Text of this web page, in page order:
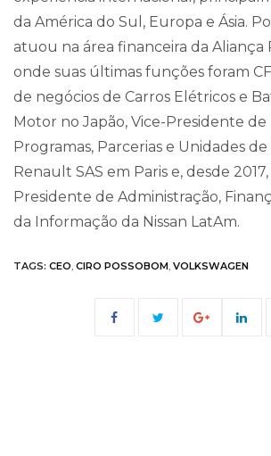
da América do Sul, Europa e Ásia.
atuou na área financeira da Aliança
onde suas últimas funções foram
de negócios de Carros Elétricos e
Motor no Japão, Vice-Presidente de
Programas, Parcerias e Unidades
Renault SAS em Paris e, desde
Presidente de Administração,
da Informação da Nissan LatAm.
TAGS: CEO CIRO POSSOBOM VOLKSWAGEN